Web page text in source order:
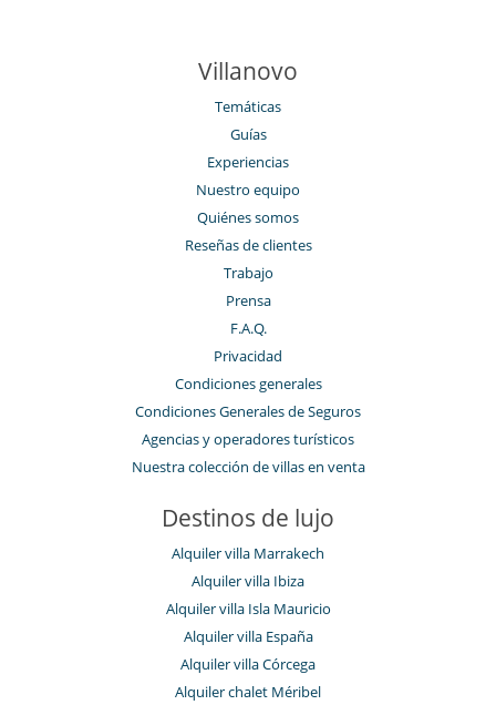
Villanovo
Temáticas
Guías
Experiencias
Nuestro equipo
Quiénes somos
Reseñas de clientes
Trabajo
Prensa
F.A.Q.
Privacidad
Condiciones generales
Condiciones Generales de Seguros
Agencias y operadores turísticos
Nuestra colección de villas en venta
Destinos de lujo
Alquiler villa Marrakech
Alquiler villa Ibiza
Alquiler villa Isla Mauricio
Alquiler villa España
Alquiler villa Córcega
Alquiler chalet Méribel